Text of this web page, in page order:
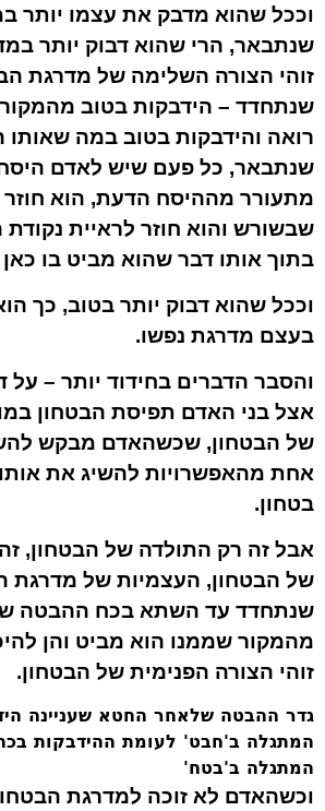
וככל שהוא מדבק את עצמו יותר
שנתבאר, הרי שהוא דבוק יותר
זוהי הצורה השלימה של מדרגת
שנתחדד – הידבקות בטוב
רואה והידבקות בטוב במה שאותו
שנתבאר, כל פעם שיש לאדם
מתעורר מההיסח הדעת, הוא חוזר
שבשורש והוא חוזר לראיית
בתוך אותו דבר שהוא מביט בו
וככל שהוא דבוק יותר בטוב, כך
בעצם מדרגת נפשו.
והסבר הדברים בחידוד יותר – על
אצל בני האדם תפיסת הבטחון
של הבטחון, שכשהאדם מבקש
אחת מהאפשרויות להשיג את אותו
בטחון.
אבל זה רק התולדה של הבטחון,
של הבטחון, העצמיות של מדרגת
שנתחדד עד השתא בכח ההבטה
מהמקור שממנו הוא מביט והן
זוהי הצורה הפנימית של הבטחון.
גדר ההבטה שלאחר החטא שעניינה
המתגלה ב'חבט' לעומת ההידבקות
המתגלה ב'בטח'
וכשהאדם לא זוכה למדרגת